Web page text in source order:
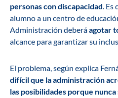
personas con discapacidad. Es
alumno a un centro de
Administración deberáagotar
alcance para garantizar su
El problema, según explica
difícil que la administración
las posibilidades porque